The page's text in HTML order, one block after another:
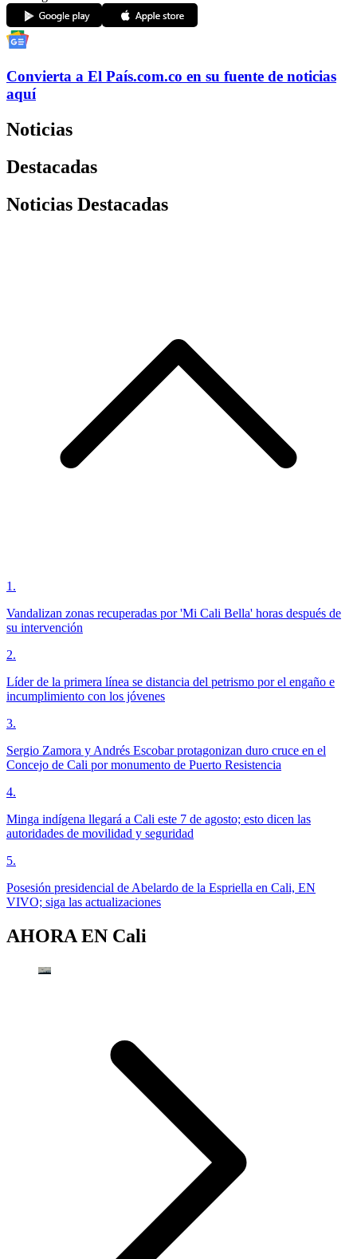
Convierta a El País.com.co en su fuente de noticias
aquí
Noticias
Destacadas
Noticias Destacadas
1 .
Vandalizan zonas recuperadas por 'Mi Cali Bella' horas después de
su intervención
2.
Líder de la primera línea se distancia del petrismo por el engaño e
incumplimiento con los jóvenes
3.
Sergio Zamora y Andrés Escobar protagonizan duro cruce en el
Concejo de Cali por monumento de Puerto Resistencia
4.
Minga indígena llegará a Cali este 7 de agosto; esto dicen las
autoridades de movilidad y seguridad
5.
Posesión presidencial de Abelardo de la Espriella en Cali, EN
VIVO; siga las actualizaciones
AHORA EN Cali